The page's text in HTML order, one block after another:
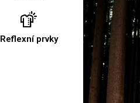
Reflexní prvky